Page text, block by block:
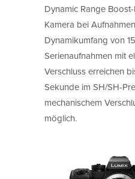
Dynamic Range
Kamera bei
Dynamikumfang von
Serienaufnahmen mit
Verschluss erreichen
Sekunde im SH/SH-
mechanischem
möglich.